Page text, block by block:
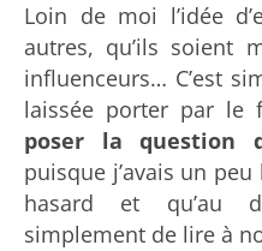
Loin de moi l’idée
autres, qu’ils soient
influenceurs… C’est
laissée porter par le
poser la question
puisque j’avais un
hasard et qu’au
simplement de lire à